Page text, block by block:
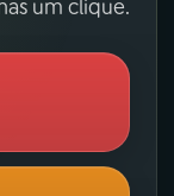
um clique.